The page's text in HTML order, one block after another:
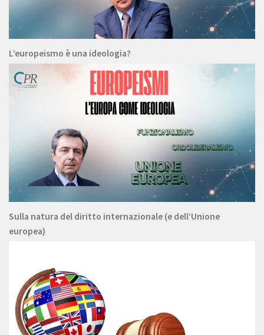
L’europeismo è una ideologia?
Sulla natura del diritto internazionale (e dell’Unione
europea)